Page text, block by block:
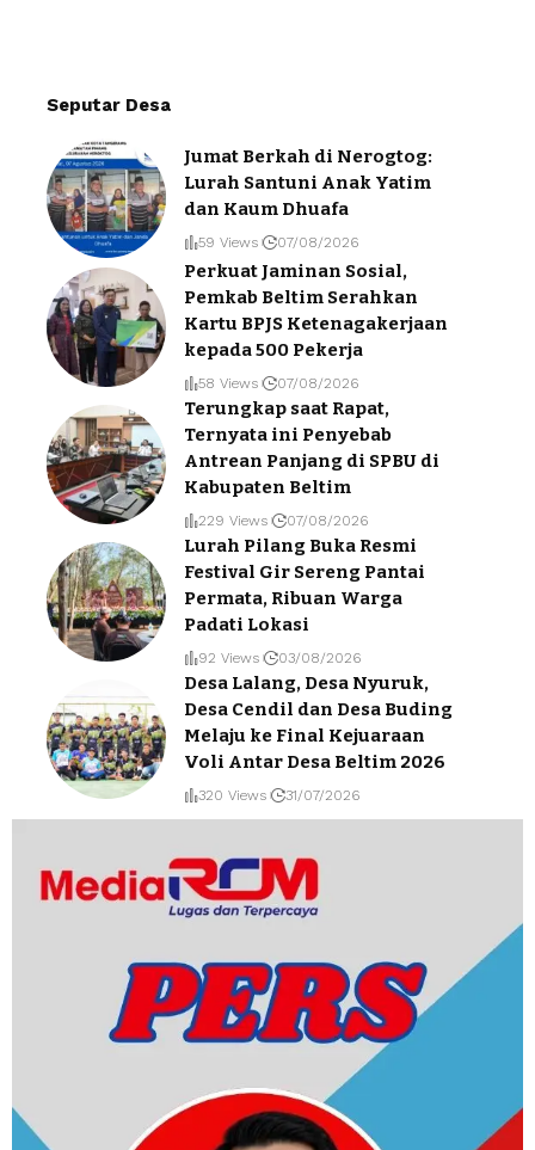
Seputar Desa
Jumat Berkah di Nerogtog:
Lurah Santuni Anak Yatim
dan Kaum Dhuafa
59 Views 07/08/2026
Perkuat Jaminan Sosial,
Pemkab Beltim Serahkan
Kartu BPJS Ketenagakerjaan
kepada 500 Pekerja
58 Views 07/08/2026
Terungkap saat Rapat,
Ternyata ini Penyebab
Antrean Panjang di SPBU di
Kabupaten Beltim
229 Views 07/08/2026
Lurah Pilang Buka Resmi
Festival Gir Sereng Pantai
Permata, Ribuan Warga
Padati Lokasi
92 Views 03/08/2026
Desa Lalang, Desa Nyuruk,
Desa Cendil dan Desa Buding
Melaju ke Final Kejuaraan
Voli Antar Desa Beltim 2026
320 Views 31/07/2026